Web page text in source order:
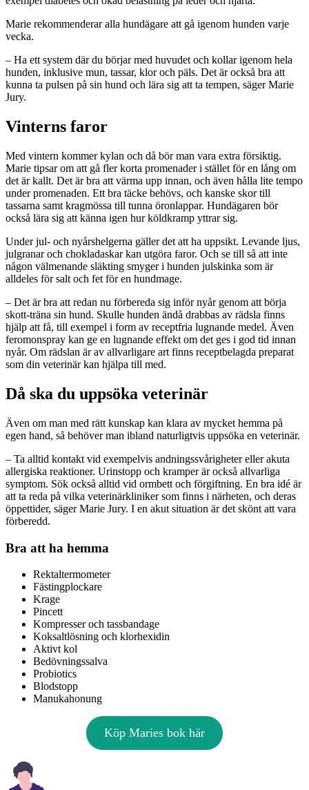
Marie rekommenderar alla hundägare att gå igenom hunden varje
vecka.
– Ha ett system där du börjar med huvudet och kollar igenom hela
hunden, inklusive mun, tassar, klor och päls. Det är också bra att
kunna ta pulsen på sin hund och lära sig att ta tempen, säger Marie
Jury.
Vinterns faror
Med vintern kommer kylan och då bör man vara extra försiktig.
Marie tipsar om att gå fler korta promenader i stället för en lång om
det är kallt. Det är bra att värma upp innan, och även hålla lite tempo
under promenaden. Ett bra täcke behövs, och kanske skor till
tassarna samt kragmössa till tunna öronlappar. Hundägaren bör
också lära sig att känna igen hur köldkramp yttrar sig.
Under jul- och nyårshelgerna gäller det att ha uppsikt. Levande ljus,
julgranar och chokladaskar kan utgöra faror. Och se till så att inte
någon välmenande släkting smyger i hunden julskinka som är
alldeles för salt och fet för en hundmage.
– Det är bra att redan nu förbereda sig inför nyår genom att börja
skott-träna sin hund. Skulle hunden ändå drabbas av rädsla finns
hjälp att få, till exempel i form av receptfria lugnande medel. Även
feromonspray kan ge en lugnande effekt om det ges i god tid innan
nyår. Om rädslan är av allvarligare art finns receptbelagda preparat
som din veterinär kan hjälpa till med.
Då ska du uppsöka veterinär
Även om man med rätt kunskap kan klara av mycket hemma på
egen hand, så behöver man ibland naturligtvis uppsöka en veterinär.
– Ta alltid kontakt vid exempelvis andningssvårigheter eller akuta
allergiska reaktioner. Urinstopp och kramper är också allvarliga
symptom. Sök också alltid vid ormbett och förgiftning. En bra idé är
att ta reda på vilka veterinärkliniker som finns i närheten, och deras
öppettider, säger Marie Jury. I en akut situation är det skönt att vara
förberedd.
Bra att ha hemma
Rektaltermometer
Fästingplockare
Krage
Pincett
Kompresser och tassbandage
Koksaltlösning och klorhexidin
Aktivt kol
Bedövningssalva
Probiotics
Blodstopp
Manukahonung
Köp Maries bok här